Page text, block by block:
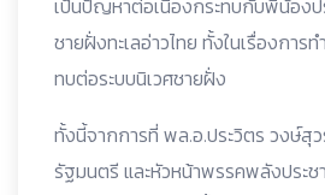
เป็นปัญหาต่อเนื่องกระทบกับพี่น้องป
ชายฝั่งทะเลอ่าวไทย ทั้งในเรื่องการ
ทบต่อระบบนิเวศชายฝั่ง
ทั้งนี้จากการที่ พล.อ.ประวิตร วงษ์สุ
รัฐมนตรี และหัวหน้าพรรคพลังประช